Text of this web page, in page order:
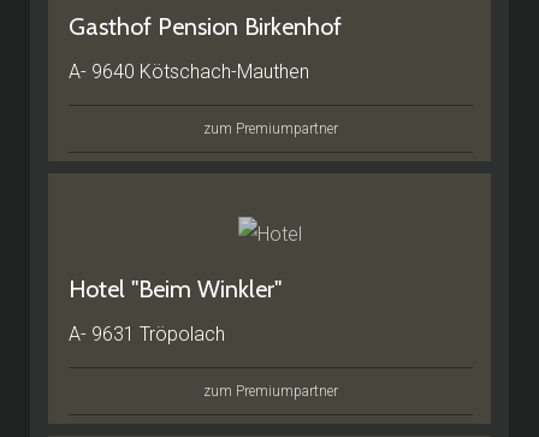
Gasthof Pension Birkenhof
A- 9640 Kötschach-Mauthen
zum Premiumpartner
Hotel "Beim Winkler"
A- 9631 Tröpolach
zum Premiumpartner